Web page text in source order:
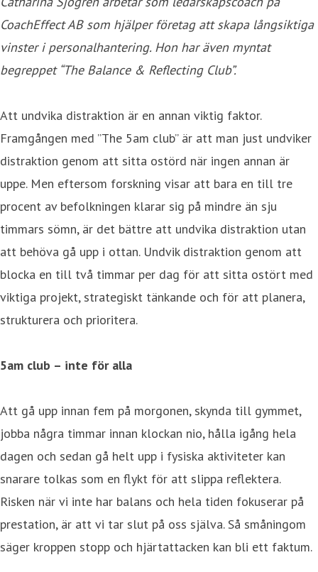
CoachEffect AB som hjälper företag att skapa långsiktiga
vinster i personalhantering. Hon har även myntat
begreppet “The Balance & Reflecting Club”.
Att undvika distraktion är en annan viktig faktor.
Framgången med ”The 5am club” är att man just undviker
distraktion genom att sitta ostörd när ingen annan är
uppe. Men eftersom forskning visar att bara en till tre
procent av befolkningen klarar sig på mindre än sju
timmars sömn, är det bättre att undvika distraktion utan
att behöva gå upp i ottan. Undvik distraktion genom att
blocka en till två timmar per dag för att sitta ostört med
viktiga projekt, strategiskt tänkande och för att planera,
strukturera och prioritera.
5am club – inte för alla
Att gå upp innan fem på morgonen, skynda till gymmet,
jobba några timmar innan klockan nio, hålla igång hela
dagen och sedan gå helt upp i fysiska aktiviteter kan
snarare tolkas som en flykt för att slippa reflektera.
Risken när vi inte har balans och hela tiden fokuserar på
prestation, är att vi tar slut på oss själva. Så småningom
säger kroppen stopp och hjärtattacken kan bli ett faktum.